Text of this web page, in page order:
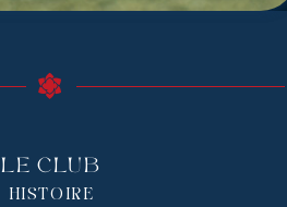
Le Club
HISTOIRE